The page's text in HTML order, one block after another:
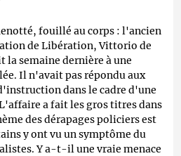
fouillé au corps : l'ancien
de Libération, Vittorio de
la semaine dernière à une
Il n'avait pas répondu aux
dans le cadre d'une
a fait les gros titres dans
des dérapages policiers est
y ont vu un symptôme du
Y a-t-il une vraie menace